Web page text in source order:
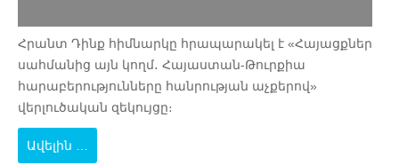
Հրանտ Դինք հիմնարկը հրապարակել է «Հայացքներ
սահմանից այն կողմ․ Հայաստան-Թուրքիա
հարաբերությունները հանրության աչքերով»
վերլուծական զեկույցը։
Ավելին …